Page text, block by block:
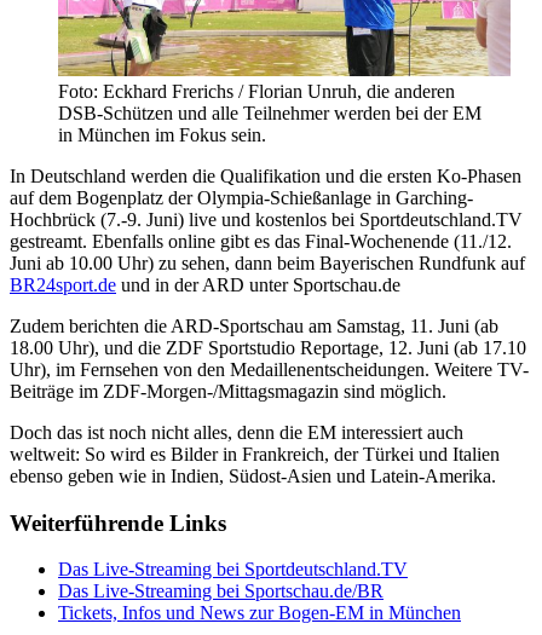
Foto: Eckhard Frerichs / Florian Unruh, die anderen
DSB-Schützen und alle Teilnehmer werden bei der EM
in München im Fokus sein.
In Deutschland werden die Qualifikation und die ersten Ko-Phasen
auf dem Bogenplatz der Olympia-Schießanlage in Garching-
Hochbrück (7.-9. Juni) live und kostenlos bei Sportdeutschland.TV
gestreamt. Ebenfalls online gibt es das Final-Wochenende (11./12.
Juni ab 10.00 Uhr) zu sehen, dann beim Bayerischen Rundfunk auf
BR24sport.de und in der ARD unter Sportschau.de
Zudem berichten die ARD-Sportschau am Samstag, 11. Juni (ab
18.00 Uhr), und die ZDF Sportstudio Reportage, 12. Juni (ab 17.10
Uhr), im Fernsehen von den Medaillenentscheidungen. Weitere TV-
Beiträge im ZDF-Morgen-/Mittagsmagazin sind möglich.
Doch das ist noch nicht alles, denn die EM interessiert auch
weltweit: So wird es Bilder in Frankreich, der Türkei und Italien
ebenso geben wie in Indien, Südost-Asien und Latein-Amerika.
Weiterführende Links
Das Live-Streaming bei Sportdeutschland.TV
Das Live-Streaming bei Sportschau.de/BR
Tickets, Infos und News zur Bogen-EM in München